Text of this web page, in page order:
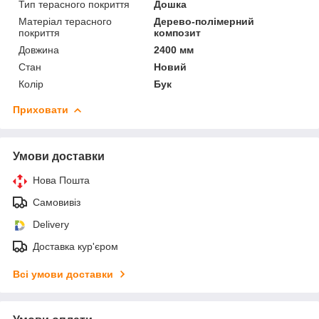
Тип терасного покриття
Дошка
Матеріал терасного
покриття
Дерево-полімерний
композит
Довжина
2400 мм
Стан
Новий
Колір
Бук
Приховати
Умови доставки
Нова Пошта
Самовивіз
Delivery
Доставка кур'єром
Всі умови доставки